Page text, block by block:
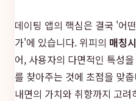
데이팅 앱의 핵심은 결국 '어
가'에 있습니다. 위피의 매칭
어, 사용자의 다면적인 특성
를 찾아주는 것에 초점을 맞
내면의 가치와 취향까지 고